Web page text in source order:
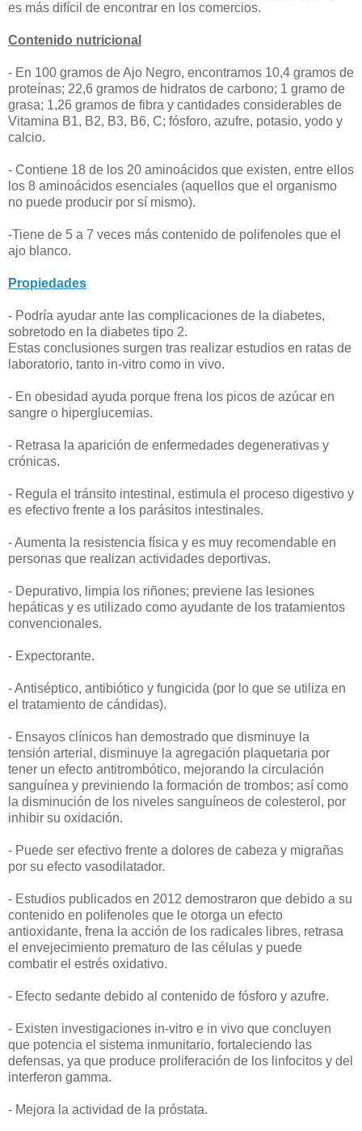
es más difícil de encontrar en los comercios.
Contenido nutricional
- En 100 gramos de Ajo Negro, encontramos 10,4 gramos de
proteínas; 22,6 gramos de hidratos de carbono; 1 gramo de
grasa; 1,26 gramos de fibra y cantidades considerables de
Vitamina B1, B2, B3, B6, C; fósforo, azufre, potasio, yodo y
calcio.
- Contiene 18 de los 20 aminoácidos que existen, entre ellos
los 8 aminoácidos esenciales (aquellos que el organismo
no puede producir por sí mismo).
-Tiene de 5 a 7 veces más contenido de polifenoles que el
ajo blanco.
Propiedades
- Podría ayudar ante las complicaciones de la diabetes,
sobretodo en la diabetes tipo 2.
Estas conclusiones surgen tras realizar estudios en ratas de
laboratorio, tanto in-vitro como in vivo.
- En obesidad ayuda porque frena los picos de azúcar en
sangre o hiperglucemias.
- Retrasa la aparición de enfermedades degenerativas y
crónicas.
- Regula el tránsito intestinal, estimula el proceso digestivo y
es efectivo frente a los parásitos intestinales.
- Aumenta la resistencia física y es muy recomendable en
personas que realizan actividades deportivas.
- Depurativo, limpia los riñones; previene las lesiones
hepáticas y es utilizado como ayudante de los tratamientos
convencionales.
- Expectorante.
- Antiséptico, antibiótico y fungicida (por lo que se utiliza en
el tratamiento de cándidas).
- Ensayos clínicos han demostrado que disminuye la
tensión arterial, disminuye la agregación plaquetaria por
tener un efecto antitrombótico, mejorando la circulación
sanguínea y previniendo la formación de trombos; así como
la disminución de los niveles sanguíneos de colesterol, por
inhibir su oxidación.
- Puede ser efectivo frente a dolores de cabeza y migrañas
por su efecto vasodilatador.
- Estudios publicados en 2012 demostraron que debido a su
contenido en polifenoles que le otorga un efecto
antioxidante, frena la acción de los radicales libres, retrasa
el envejecimiento prematuro de las células y puede
combatir el estrés oxidativo.
- Efecto sedante debido al contenido de fósforo y azufre.
- Existen investigaciones in-vitro e in vivo que concluyen
que potencia el sistema inmunitario, fortaleciendo las
defensas, ya que produce proliferación de los linfocitos y del
interferon gamma.
- Mejora la actividad de la próstata.